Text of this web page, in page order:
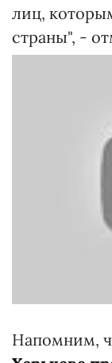
лиц,
страны", -
Напомним,